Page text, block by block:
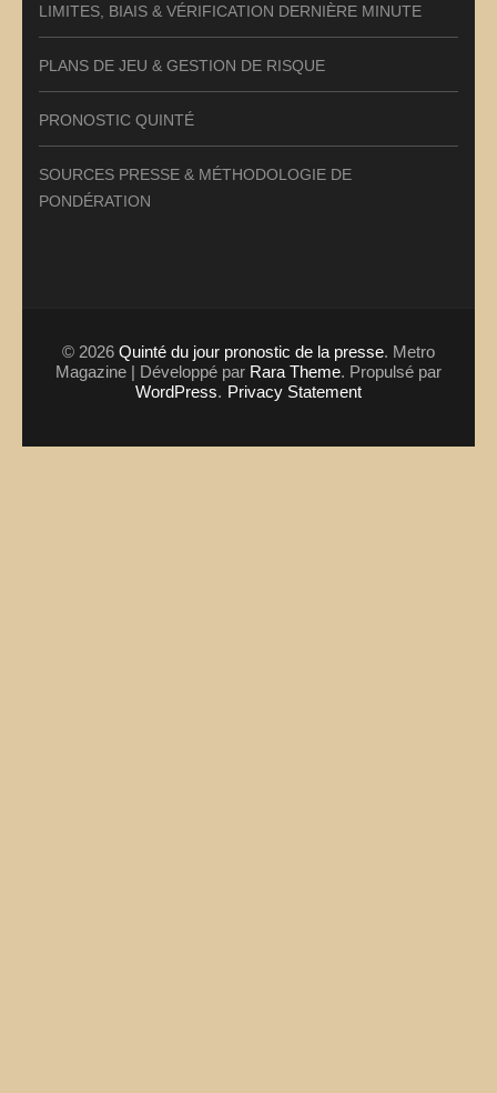
LIMITES, BIAIS & VÉRIFICATION DERNIÈRE MINUTE
PLANS DE JEU & GESTION DE RISQUE
PRONOSTIC QUINTÉ
SOURCES PRESSE & MÉTHODOLOGIE DE
PONDÉRATION
© 2026 Quinté du jour pronostic de la presse. Metro
Magazine | Développé par Rara Theme. Propulsé par
WordPress. Privacy Statement